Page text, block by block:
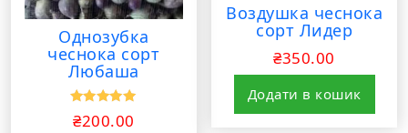
Однозубка
чеснока сорт
Любаша
Оцінено в
5.00
₴200.00
Воздушка чеснока
сорт Лидер
₴350.00
Додати в кошик